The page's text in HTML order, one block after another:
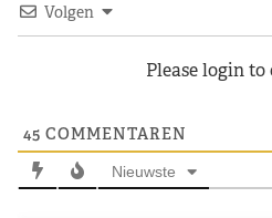
Volgen
Please login
45 COMMENTAREN
Nieuwste